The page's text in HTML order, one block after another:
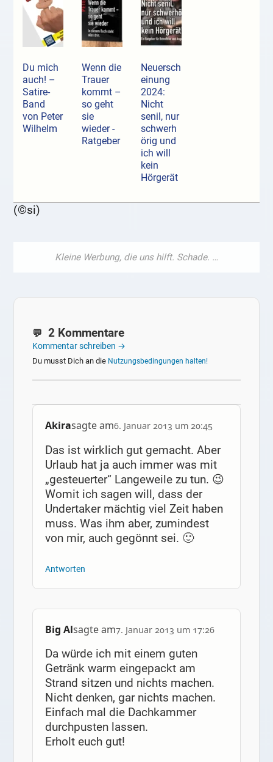
Du mich
auch! –
Satire-
Band
von Peter
Wilhelm
Wenn die
Trauer
kommt –
so geht
sie
wieder -
Ratgeber
Neuersch
einung
2024:
Nicht
senil, nur
schwerh
örig und
ich will
kein
Hörgerät
(©si)
2 Kommentare
Kommentar schreiben →
Du musst Dich an die Nutzungsbedingungen halten!
Akirasagte am6. Januar 2013 um 20:45
Das ist wirklich gut gemacht. Aber
Urlaub hat ja auch immer was mit
„gesteuerter“ Langeweile zu tun. 😉
Womit ich sagen will, dass der
Undertaker mächtig viel Zeit haben
muss. Was ihm aber, zumindest
von mir, auch gegönnt sei. 🙂
Antworten
Big Alsagte am7. Januar 2013 um 17:26
Da würde ich mit einem guten
Getränk warm eingepackt am
Strand sitzen und nichts machen.
Nicht denken, gar nichts machen.
Einfach mal die Dachkammer
durchpusten lassen.
Erholt euch gut!